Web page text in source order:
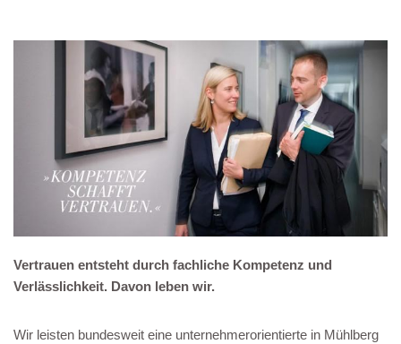
Vertrauen entsteht durch fachliche Kompetenz und
Verlässlichkeit. Davon leben wir.
Wir leisten bundesweit eine unternehmerorientierte in Mühlberg